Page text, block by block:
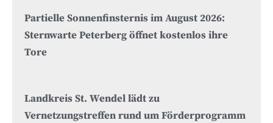
Partielle Sonnenfinsternis im August 2026:
Sternwarte Peterberg öffnet kostenlos ihre
Tore
Landkreis St. Wendel lädt zu
Vernetzungstreffen rund um Förderprogramm